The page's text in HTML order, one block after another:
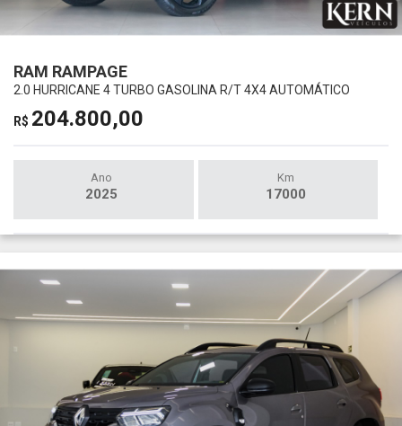
RAM RAMPAGE
2.0 HURRICANE 4 TURBO GASOLINA R/T 4X4 AUTOMÁTICO
R$ 204.800,00
Ano
2025
Km
17000